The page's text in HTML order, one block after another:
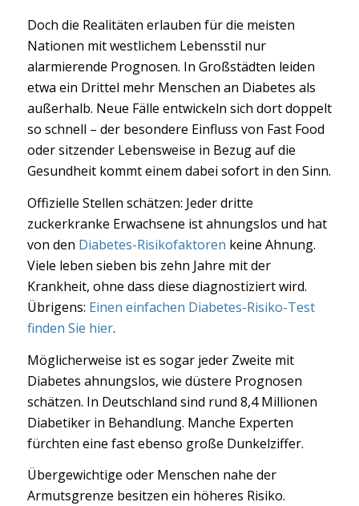
Doch die Realitäten erlauben für die meisten
Nationen mit westlichem Lebensstil nur
alarmierende Prognosen. In Großstädten leiden
etwa ein Drittel mehr Menschen an Diabetes als
außerhalb. Neue Fälle entwickeln sich dort doppelt
so schnell – der besondere Einfluss von Fast Food
oder sitzender Lebensweise in Bezug auf die
Gesundheit kommt einem dabei sofort in den Sinn.
Offizielle Stellen schätzen: Jeder dritte
zuckerkranke Erwachsene ist ahnungslos und hat
von den Diabetes-Risikofaktoren keine Ahnung.
Viele leben sieben bis zehn Jahre mit der
Krankheit, ohne dass diese diagnostiziert wird.
Übrigens: Einen einfachen Diabetes-Risiko-Test
finden Sie hier.
Möglicherweise ist es sogar jeder Zweite mit
Diabetes ahnungslos, wie düstere Prognosen
schätzen. In Deutschland sind rund 8,4 Millionen
Diabetiker in Behandlung. Manche Experten
fürchten eine fast ebenso große Dunkelziffer.
Übergewichtige oder Menschen nahe der
Armutsgrenze besitzen ein höheres Risiko.